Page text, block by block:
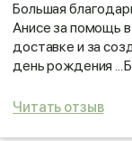
Большая
Анисе за помощь
доставке и за
день рождения ...
Читать отзыв